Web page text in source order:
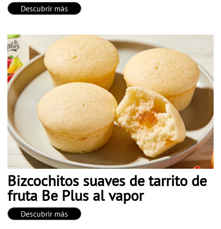
Descubrir más
Bizcochitos suaves de tarrito de
fruta Be Plus al vapor
Descubrir más